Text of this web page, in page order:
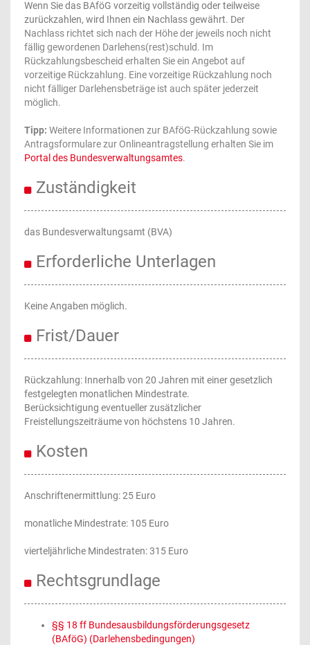
Wenn Sie das BAföG vorzeitig vollständig oder teilweise
zurückzahlen, wird Ihnen ein Nachlass gewährt. Der
Nachlass richtet sich nach der Höhe der jeweils noch nicht
fällig gewordenen Darlehens(rest)schuld. Im
Rückzahlungsbescheid erhalten Sie ein Angebot auf
vorzeitige Rückzahlung. Eine vorzeitige Rückzahlung noch
nicht fälliger Darlehensbeträge ist auch später jederzeit
möglich.
Tipp: Weitere Informationen zur BAföG-Rückzahlung sowie
Antragsformulare zur Onlineantragstellung erhalten Sie im
Portal des Bundesverwaltungsamtes.
Zuständigkeit
das Bundesverwaltungsamt (BVA)
Erforderliche Unterlagen
Keine Angaben möglich.
Frist/Dauer
Rückzahlung: Innerhalb von 20 Jahren mit einer gesetzlich
festgelegten monatlichen Mindestrate.
Berücksichtigung eventueller zusätzlicher
Freistellungszeiträume von höchstens 10 Jahren.
Kosten
Anschriftenermittlung: 25 Euro
monatliche Mindestrate: 105 Euro
vierteljährliche Mindestraten: 315 Euro
Rechtsgrundlage
§§ 18 ff Bundesausbildungsförderungsgesetz
(BAföG) (Darlehensbedingungen)